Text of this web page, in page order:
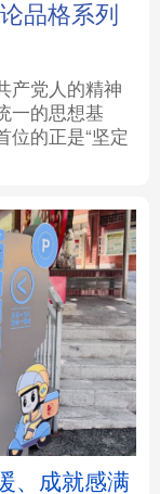
会展
悦读
上市公司
山西
江苏
江西
品格系列
产党人的精神
一的思想基
位的正是“坚定
、成就感满